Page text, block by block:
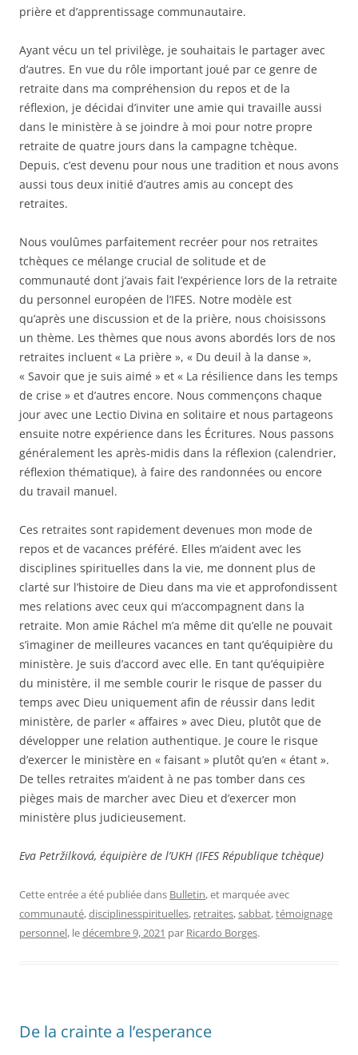
prière et d’apprentissage communautaire.
Ayant vécu un tel privilège, je souhaitais le partager avec
d’autres. En vue du rôle important joué par ce genre de
retraite dans ma compréhension du repos et de la
réflexion, je décidai d’inviter une amie qui travaille aussi
dans le ministère à se joindre à moi pour notre propre
retraite de quatre jours dans la campagne tchèque.
Depuis, c’est devenu pour nous une tradition et nous avons
aussi tous deux initié d’autres amis au concept des
retraites.
Nous voulûmes parfaitement recréer pour nos retraites
tchèques ce mélange crucial de solitude et de
communauté dont j’avais fait l’expérience lors de la retraite
du personnel européen de l’IFES. Notre modèle est
qu’après une discussion et de la prière, nous choisissons
un thème. Les thèmes que nous avons abordés lors de nos
retraites incluent « La prière », « Du deuil à la danse »,
« Savoir que je suis aimé » et « La résilience dans les temps
de crise » et d’autres encore. Nous commençons chaque
jour avec une Lectio Divina en solitaire et nous partageons
ensuite notre expérience dans les Écritures. Nous passons
généralement les après-midis dans la réflexion (calendrier,
réflexion thématique), à faire des randonnées ou encore
du travail manuel.
Ces retraites sont rapidement devenues mon mode de
repos et de vacances préféré. Elles m’aident avec les
disciplines spirituelles dans la vie, me donnent plus de
clarté sur l’histoire de Dieu dans ma vie et approfondissent
mes relations avec ceux qui m’accompagnent dans la
retraite. Mon amie Ráchel m’a même dit qu’elle ne pouvait
s’imaginer de meilleures vacances en tant qu’équipière du
ministère. Je suis d’accord avec elle. En tant qu’équipière
du ministère, il me semble courir le risque de passer du
temps avec Dieu uniquement afin de réussir dans ledit
ministère, de parler « affaires » avec Dieu, plutôt que de
développer une relation authentique. Je coure le risque
d’exercer le ministère en « faisant » plutôt qu’en « étant ».
De telles retraites m’aident à ne pas tomber dans ces
pièges mais de marcher avec Dieu et d’exercer mon
ministère plus judicieusement.
Eva Petržilková, équipière de l’UKH (IFES République tchèque)
Cette entrée a été publiée dans Bulletin, et marquée avec
communauté,disciplinesspirituelles, retraites,sabbat,témoignage
personnel, ledécembre 9, 2021 par Ricardo Borges.
De la crainte a l’esperance